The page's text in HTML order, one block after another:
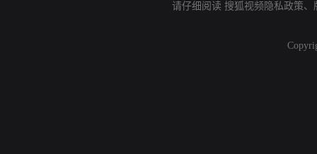
请仔细阅读 搜狐视频隐私政策、